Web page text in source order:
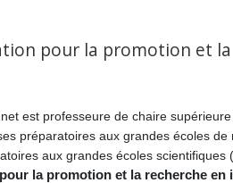
pour la promotion et
est professeure de chaire
préparatoires aux grandes écoles
aux grandes écoles scientifiques
la promotion et la recherche en